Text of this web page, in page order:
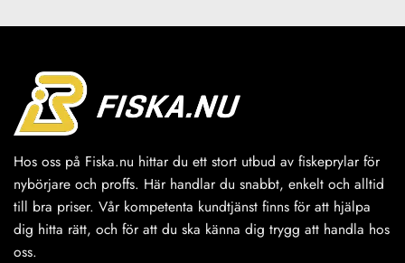
Hos oss på Fiska.nu hittar du ett stort utbud av fiskeprylar för
nybörjare och proffs. Här handlar du snabbt, enkelt och alltid
till bra priser. Vår kompetenta kundtjänst finns för att hjälpa
dig hitta rätt, och för att du ska känna dig trygg att handla hos
oss.